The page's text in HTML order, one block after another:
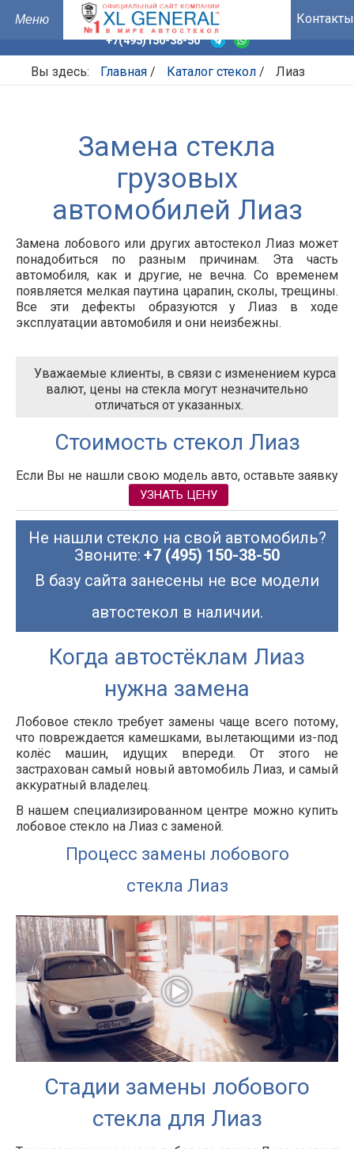
Контакты
+7(495)150-38-50
Вы здесь: Главная / Каталог стекол / Лиаз
Замена стекла
грузовых
автомобилей Лиаз
Замена лобового или других автостекол Лиаз может
понадобиться по разным причинам. Эта часть
автомобиля, как и другие, не вечна. Со временем
появляется мелкая паутина царапин, сколы, трещины.
Все эти дефекты образуются у Лиаз в ходе
эксплуатации автомобиля и они неизбежны.
Уважаемые клиенты, в связи с изменением курса
валют, цены на стекла могут незначительно
отличаться от указанных.
Стоимость стекол Лиаз
Если Вы не нашли свою модель авто, оставьте заявку
УЗНАТЬ ЦЕНУ
Не нашли стекло на свой автомобиль?
Звоните: +7 (495) 150-38-50
В базу сайта занесены не все модели
автостекол в наличии.
Когда автостёклам Лиаз
нужна замена
Лобовое стекло требует замены чаще всего потому,
что повреждается камешками, вылетающими из-под
колёс машин, идущих впереди. От этого не
застрахован самый новый автомобиль Лиаз, и самый
аккуратный владелец.
В нашем специализированном центре можно купить
лобовое стекло на Лиаз с заменой.
Процесс замены лобового
стекла Лиаз
Стадии замены лобового
стекла для Лиаз